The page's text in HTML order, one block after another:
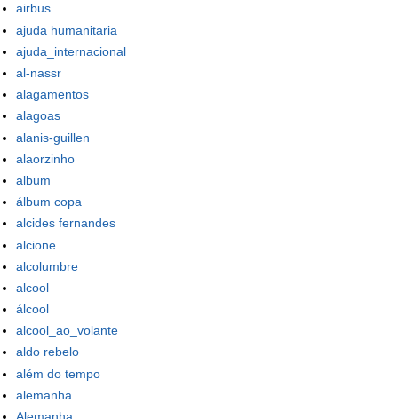
airbus
ajuda humanitaria
ajuda_internacional
al-nassr
alagamentos
alagoas
alanis-guillen
alaorzinho
album
álbum copa
alcides fernandes
alcione
alcolumbre
alcool
álcool
alcool_ao_volante
aldo rebelo
além do tempo
alemanha